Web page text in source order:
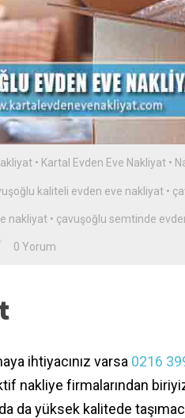
• Kartal Evden Eve Nakliyat•
kaliteli evden eve nakliyat•
nakliyat• çavuşoğlu semtinde
0 Yorum
ihtiyacınız varsa 0216
nakliye firmalarından
da yüksek kalitede